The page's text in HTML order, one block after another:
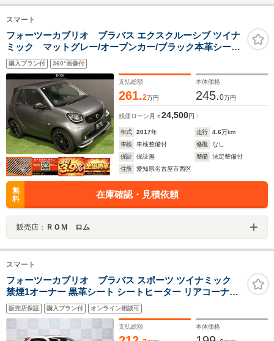
ール パドルシフト
BSM ACC レーン
アシスト アイドリン
グストップ リアトラ
フィックアラート フ
ロントアシスト
バックカメラ トヨタ
側電動スライドドア
クルーズコントロール
プレイ 全周
ミラー ワイ
電 BSM 黒
スマート
フォーツーカブリオ ブラバス エクスクルーシブ ツイナ
ミック マットグレー/オープンカー/ブラック本革シート/
地上波TV/バックカメラ/マットブラック純正アルミホイー
ル/スペアキー/整備記録簿
購入プラン付 360°画像付
支払総額
261.2万円
本体価格
245.0万円
残価ローン 月々24,500円
年式 2017年 走行 4.6万km
車検
車検整備付 修復
なし
保証
保証無 整備
法定整備付
住所
愛知県名古屋市西区
無
料
在庫確認・見積依頼
販売店： ＲＯＭ ロム
スマート
フォーツーカブリオ ブラバス スポーツ ツイナミック
禁煙1オーナー 黒革シート シートヒーター リアコーナー
センサー USB入力端子Bluetooth接続 車線逸脱警告 ブラ
バス製シフトノブ ブラバス製サイドブレーキレバー ブラ
販売店保証 購入プラン付 オンライン相談可
支払総額 本体価格